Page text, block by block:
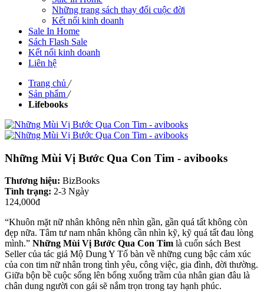
Những trang sách thay đổi cuộc đời
Kết nối kinh doanh
Sale In Home
Sách Flash Sale
Kết nối kinh doanh
Liên hệ
Trang chủ /
Sản phẩm /
Lifebooks
Những Mùi Vị Bước Qua Con Tim - avibooks
Thương hiệu: BizBooks
Tình trạng: 2-3 Ngày
124,000đ
“Khuôn mặt nữ nhân không nên nhìn gần, gần quá tất không còn
đẹp nữa. Tâm tư nam nhân không cần nhìn kỹ, kỹ quá tất đau lòng
mình.” Những Mùi Vị Bước Qua Con Tim là cuốn sách Best
Seller của tác giả Mộ Dung Y Tố bàn về những cung bậc cảm xúc
của con tim nữ nhân trong tình yêu, công việc, gia đình, đời thường.
Giữa bộn bề cuộc sống lên bổng xuống trầm của nhân gian đâu là
chân dung người con gái sẽ nắm trọn trong tay hạnh phúc.